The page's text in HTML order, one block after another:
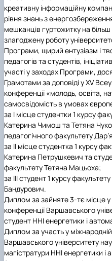
Іноземні
Їдальні
Центр
Рада
Наукові
Стартап
Форми
Патентно-
ЦКНО
садово-
медицина»
Біоетична
Наукові видання
Звіт про
Наукові
Наукові
Пам'ятка
заходів
Порядок
проведення
Наука для
Каталог
«SEB-
«SEB-
Рада
2020»
Історія
Видатні
Звіт
Пам'яті
Почесні
Вибори
Програма
ініціатива –
Доступ до
Державні
Офіційна
Антикорупційні
виявлення
Гендерна
Контактна
креативну інформаційну
рівня знань з
мешканців гуртожитку на більш
злагоджену роботу
Програми, щирий ентузіазм і
педагогів та студентів,
участі у заходах Програми,
Грамотами за доповіді у XV
конференції «молодь, освіта,
самосвідомість в умовах
за І місце студентки 1 курсу
Катерина Чимош та Тетяна
педагогічного факультету
за ІІ місце студентка 1 курсу
Катерина Петрушкевич та
факультету Тетяна Мацьоха;
за ІІІ студент 1 курсу
Бандурович.
Диплом за зайняте 3-тє місце у
конференції Варшавського
студент ННІ енергетики і
Диплом за участь у
Варшавського університету
магістратури ННІ енергетики і